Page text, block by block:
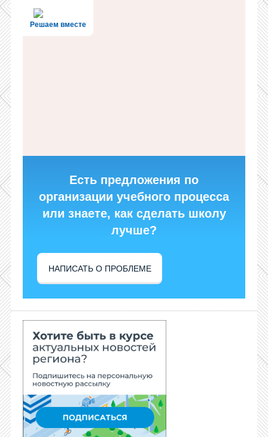
Решаем вместе
Есть предложения по
организации учебного процесса
или знаете, как сделать школу
лучше?
НАПИСАТЬ О ПРОБЛЕМЕ